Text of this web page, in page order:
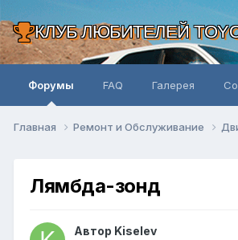
КЛУБ ЛЮБИТЕЛЕЙ
Форумы FAQ Галерея
Главная Ремонт и Обслуживание
Лямбда-зонд
Автор Kiselev